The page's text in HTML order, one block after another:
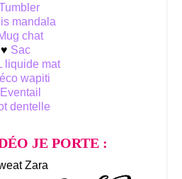
mandala
chat
♥ Sac
liquide mat
wapiti
Eventail
dentelle
JE PORTE :
Zara